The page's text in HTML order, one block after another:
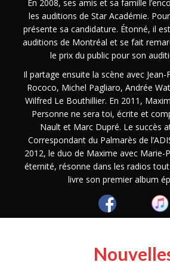
En 2008, ses amis et sa famille
les auditions de Star Académie.
présente sa candidature. Étonné, il
auditions de Montréal et se fait
le prix du public pour son
Il partage ensuite la scène avec
Rococo, Michel Pagliaro, Andrée
Wilfred Le Bouthillier. En 2011,
Personne ne sera toi, écrite et
Nault et Marc Dupré. Le succès
Correspondant du Palmarès de
2012, le duo de Maxime avec Marie-
éternité, résonne dans les radios tout
livre son premier album